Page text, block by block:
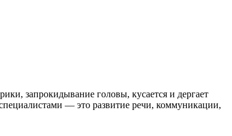
запрокидывание головы, кусается и дергает
— это развитие речи, коммуникации,